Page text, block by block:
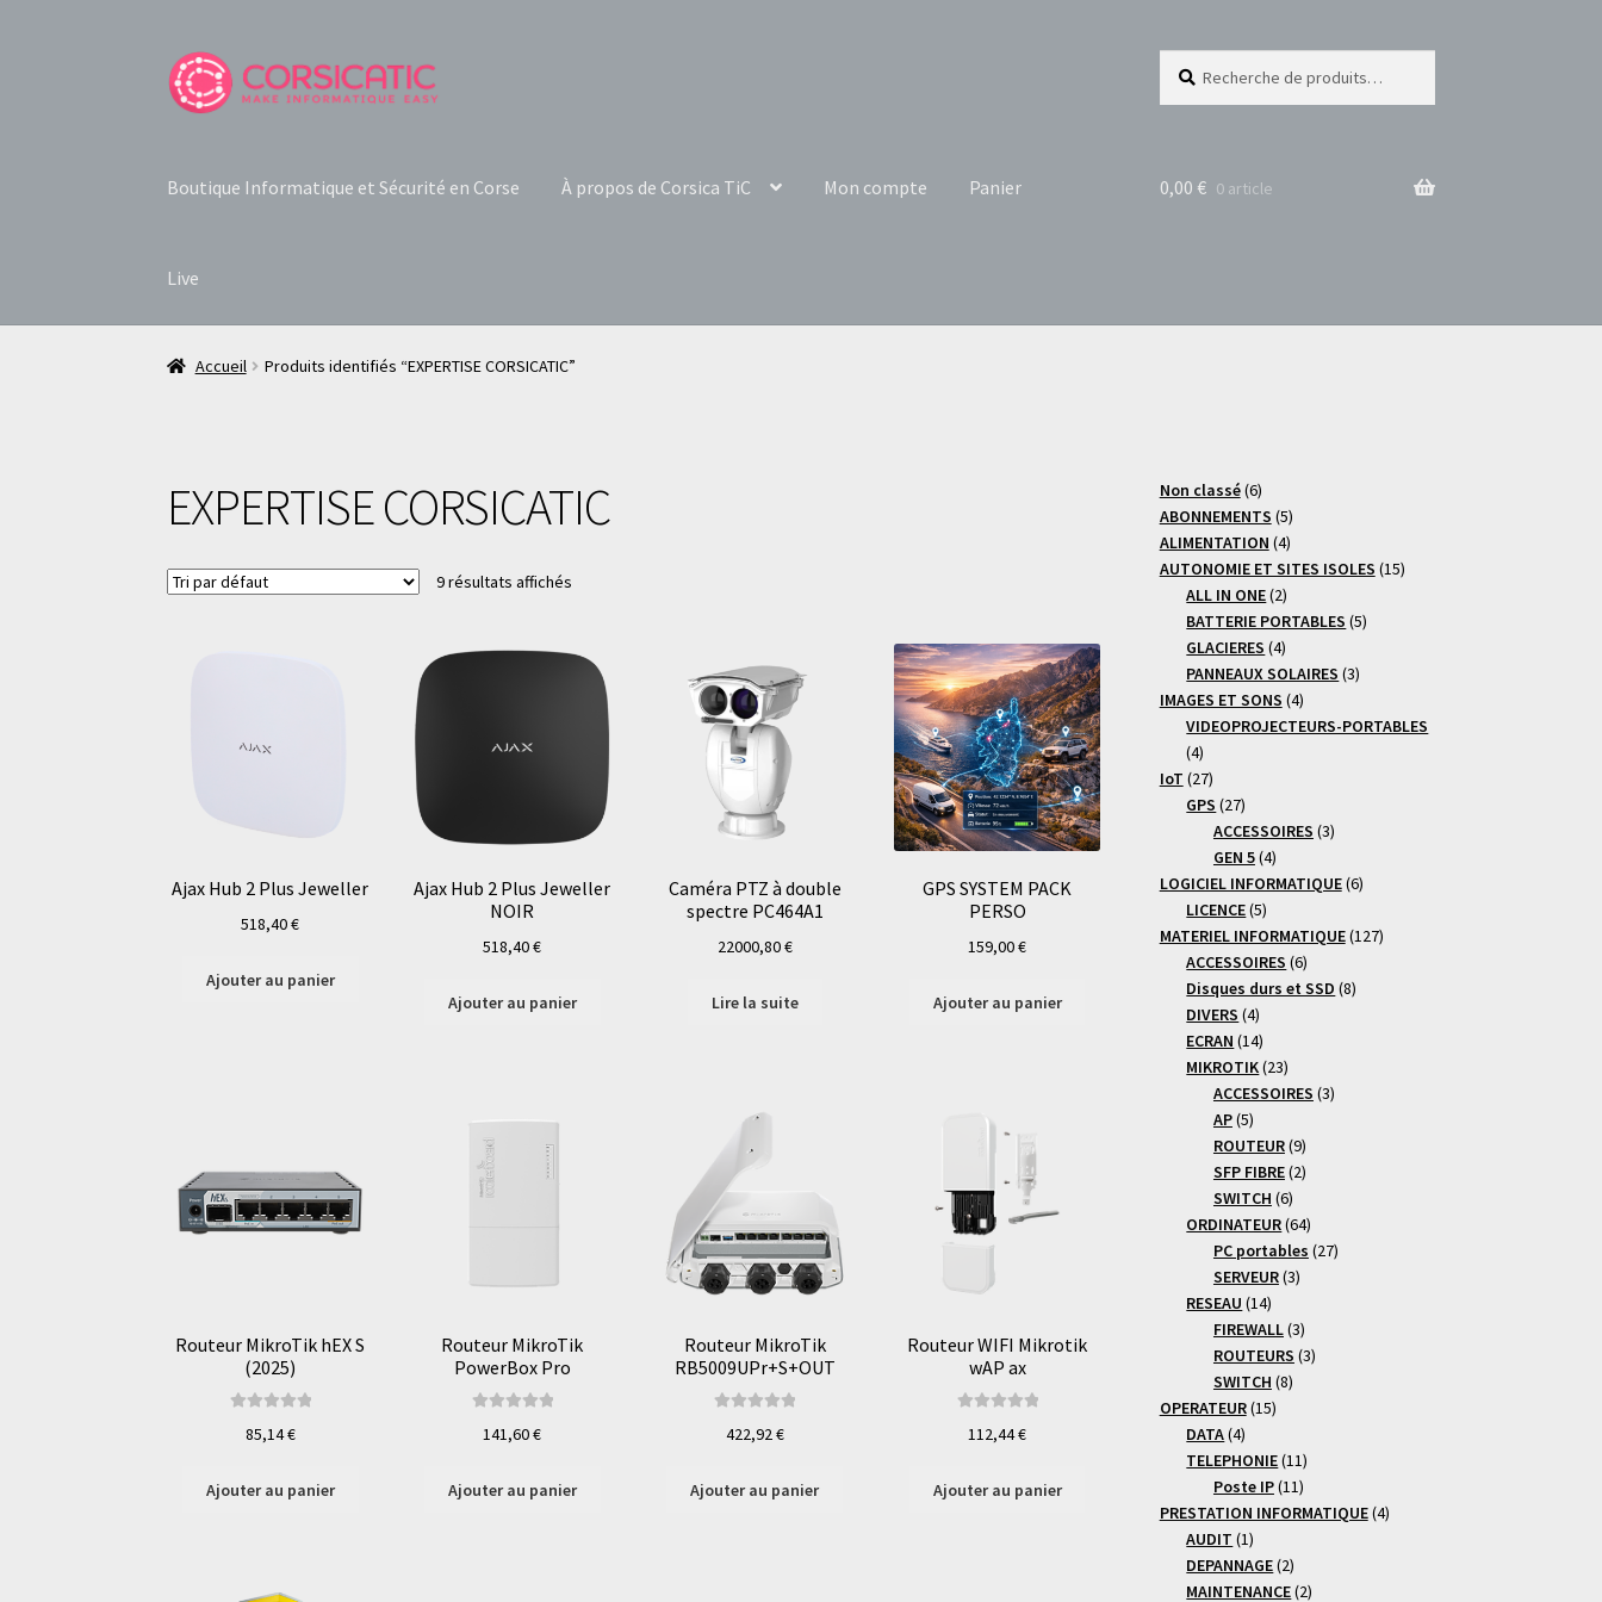
Aller
à
Aller
au
pour :
Boutique Informatique et Sécurité en Corse À propos de Corsica TiC Mon compte Panier
Live
0,00 € 0 article
Accueil Produits identifiés “EXPERTISE CORSICATIC”
EXPERTISE CORSICATIC
9 résultats affichés
Ajax Hub 2 Plus Jeweller
518,40€
Ajouter au panier
Ajax Hub 2 Plus Jeweller
NOIR
518,40€
Ajouter au panier
Caméra PTZ à double
spectre PC464A1
22000,80€
Lire la suite
GPS SYSTEM PACK
PERSO
159,00€
Ajouter au panier
Routeur MikroTik hEX S
(2025)
5
85,14€
Ajouter au panier
Routeur MikroTik
PowerBox Pro
5
141,60€
Ajouter au panier
Routeur MikroTik
RB5009UPr+S+OUT
5
422,92€
Ajouter au panier
Routeur WIFI Mikrotik
wAP ax
5
112,44€
Ajouter au panier
Non classé 66
produits
ABONNEMENTS 55
produits
ALIMENTATION 44
produits
AUTONOMIE ET SITES ISOLES 1515
ALL IN ONE 22
produits
BATTERIE PORTABLES 55
GLACIERES 44
produits
PANNEAUX SOLAIRES 33
IMAGES ET SONS 44
produits
VIDEOPROJECTEURS-PORTABLES
44
produits
IoT 2727
produits
GPS 2727
produits
ACCESSOIRES 33
GEN 5 44
produits
LOGICIEL INFORMATIQUE 66
LICENCE 55
produits
MATERIEL INFORMATIQUE 127127
ACCESSOIRES 66
produits
Disques durs et SSD 88
DIVERS 44
produits
ECRAN 1414
produits
MIKROTIK 2323
produits
ACCESSOIRES 33
AP 55
produits
ROUTEUR 99
produits
SFP FIBRE 22
SWITCH 66
produits
ORDINATEUR 6464
produits
PC portables 2727
SERVEUR 33
RESEAU 1414
produits
FIREWALL 33
produits
ROUTEURS 33
SWITCH 88
OPERATEUR 1515
DATA 44
produits
TELEPHONIE 1111
produits
Poste IP 1111
produits
PRESTATION INFORMATIQUE 44
AUDIT 11
produit
DEPANNAGE 22
produits
MAINTENANCE 22